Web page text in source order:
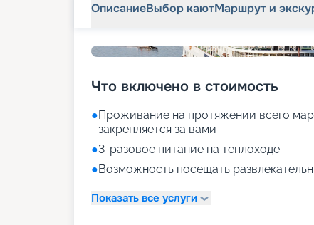
ОписаниеВыбор каютМаршрут и
Что включено в стоимость
●Проживание на протяжении всего
закрепляется за вами
●3-разовое питание на теплоходе
●Возможность посещать
Показать все услуги